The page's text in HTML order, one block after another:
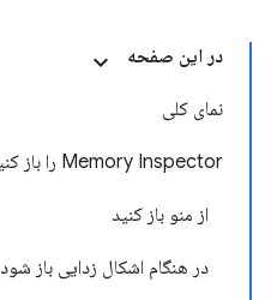
در این صفحه
نمای کلی
Memory Inspector را باز کنید
از منو باز کنید
در هنگام اشکال زدایی باز شود